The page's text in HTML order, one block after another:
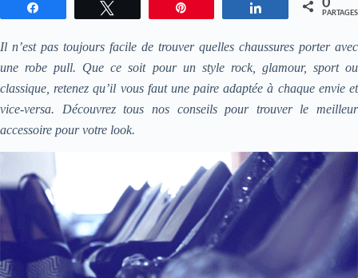
Enregistrer Partagez 0
PARTAGES
Il n’est pas toujours facile de trouver quelles chaussures porter avec
une robe pull. Que ce soit pour un style rock, glamour, sport ou
classique, retenez qu’il vous faut unepaire adaptée à chaque envie et
vice-versa. Découvrez tous nos conseils pour trouver le meilleur
accessoire pourvotre look.